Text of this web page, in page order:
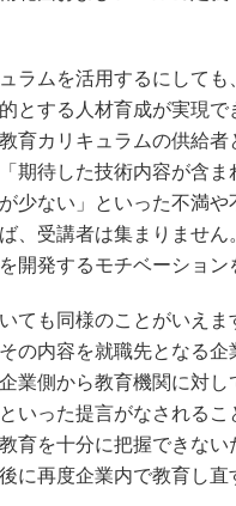
ラムを活用するにしても
とする人材育成が実現
育カリキュラムの供給
期待した技術内容が含
少ない」といった不満
、受講者は集まりませ
開発するモチベーション
ても同様のことがいえま
の内容を就職先となる
業側から教育機関に対
いった提言がなされる
育を十分に把握できな
に再度企業内で教育し直